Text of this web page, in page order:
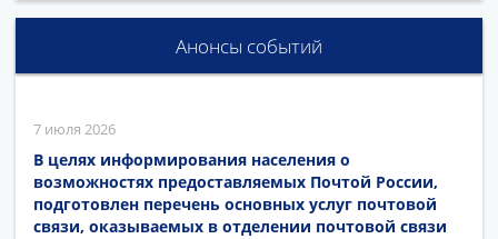
Анонсы событий
7 июля 2026
В целях информирования населения о
возможностях предоставляемых Почтой России,
подготовлен перечень основных услуг почтовой
связи, оказываемых в отделении почтовой связи